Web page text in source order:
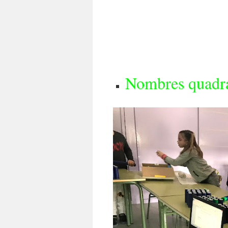
Nombres